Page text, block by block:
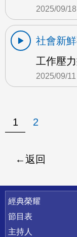
2025/09/18
社會新
工作壓
2025/09/11
1 2
返回
快速連結
經典榮耀
節目表
主持人